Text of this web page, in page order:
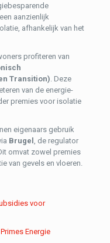
aanzienlijk
afhankelijk van het
profiteren van
Transition) . Deze
van de energie-
premies voor isolatie
eigenaars gebruik
Brugel
, de regulator
omvat zowel premies
van gevels en vloeren.
voor
Energie